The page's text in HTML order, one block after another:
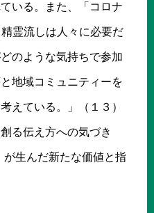
いる。また、「コロナ
霊流しは人々に必要だ
のような気持ちで参加
地域コミュニティーを
えている。」（１３）
る伝え方への気づき
生んだ新たな価値と指